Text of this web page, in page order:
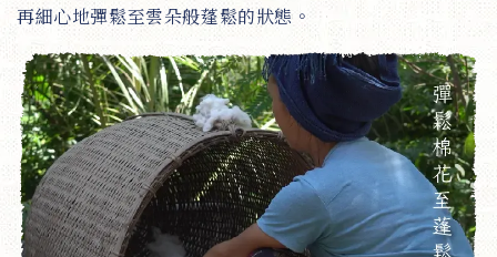
再細心地彈鬆至雲朵般蓬鬆的狀態。